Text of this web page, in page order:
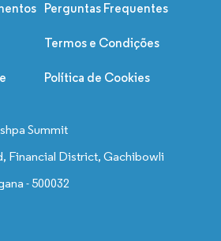
Perguntas Frequentes
Termos e Condições
Política de Cookies
Summit
Financial District, Gachibowli
- 500032